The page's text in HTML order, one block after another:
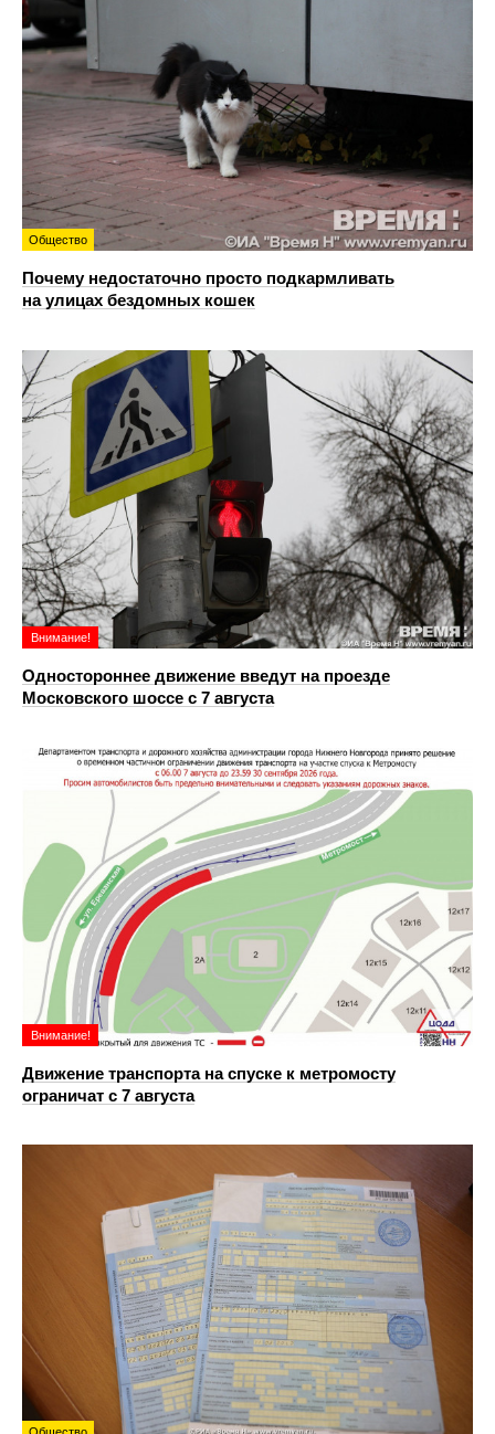
Общество
Почему недостаточно просто подкармливать
на улицах бездомных кошек
Внимание!
Одностороннее движение введут на проезде
Московского шоссе с 7 августа
Внимание!
Движение транспорта на спуске к метромосту
ограничат с 7 августа